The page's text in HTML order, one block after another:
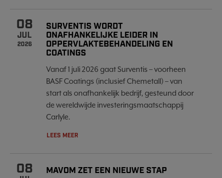
08
JUL
2026
SURVENTIS WORDT
ONAFHANKELIJKE LEIDER IN
OPPERVLAKTEBEHANDELING EN
COATINGS
Vanaf 1 juli 2026 gaat Surventis – voorheen
BASF Coatings (inclusief Chemetall) – van
start als onafhankelijk bedrijf, gesteund door
de wereldwijde investeringsmaatschappij
Carlyle.
LEES MEER
08 MAVOM ZET EEN NIEUWE STAP